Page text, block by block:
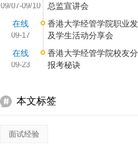
09/07-09/10
总监宣讲会
在线
09-17
香港大学经管学院职业
及学生活动分享会
在线
09-23
香港大学经管学院校友
报考秘诀
本文标签
面试经验